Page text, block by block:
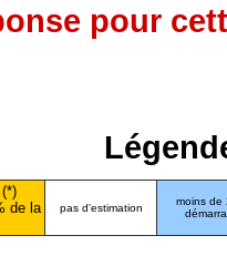
pour
de la
pas d'estimation
moins de